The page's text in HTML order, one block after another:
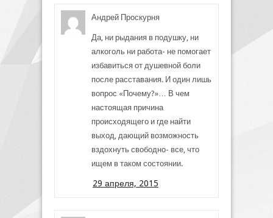
Андрей Проскурня
Да, ни рыдания в подушку, ни
алкоголь ни работа- не помогает
избавиться от душевной боли
после расставания. И один лишь
вопрос «Почему?»… В чем
настоящая причина
происходящего и где найти
выход, дающий возможность
вздохнуть свободно- все, что
ищем в таком состоянии.
29 апреля, 2015